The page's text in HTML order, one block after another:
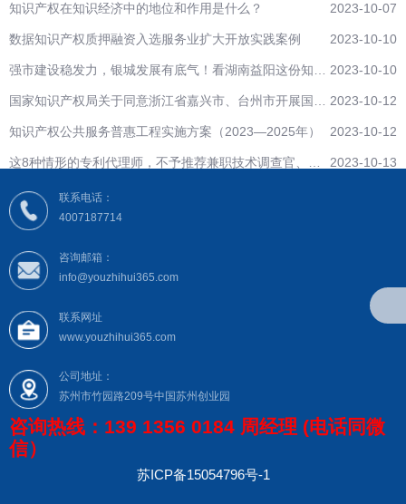
2023-10-07
知识产权在知识经济中的地位和作用是什么？
2023-10-10
数据知识产权质押融资入选服务业扩大开放实践案例
2023-10-10
强市建设稳发力，银城发展有底气！看湖南益阳这份知识
2023-10-12
国家知识产权局关于同意浙江省嘉兴市、台州市开展国家
2023-10-12
知识产权公共服务普惠工程实施方案（2023—2025年）
2023-10-13
这8种情形的专利代理师，不予推荐兼职技术调查官、技
联系电话：
4007187714
咨询邮箱：
info@youzhihui365.com
联系网址
www.youzhihui365.com
公司地址：
苏州市竹园路209号中国苏州创业园
咨询热线：139 1356 0184 周经理 (电话同微
信）
苏ICP备15054796号-1